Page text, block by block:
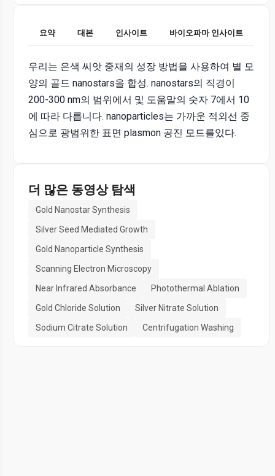
요약 대본 인사이트 바이오파마 인사이트
우리는 은색 씨앗 중재의 성장 방법을 사용하여 별 모
양의 골드 nanostars을 합성. nanostars의 직경이
200-300 nm의 범위에서 및 도움말의 숫자 7에서 10
에 따라 다릅니다. nanoparticles는 가까운 적외선 중
심으로 광범위한 표면 plasmon 공진 모드를있다.
더 많은 동영상 탐색
Gold Nanostar Synthesis
Silver Seed Mediated Growth
Gold Nanoparticle Synthesis
Scanning Electron Microscopy
Near Infrared Absorbance
Photothermal Ablation
Gold Chloride Solution
Silver Nitrate Solution
Sodium Citrate Solution
Centrifugation Washing